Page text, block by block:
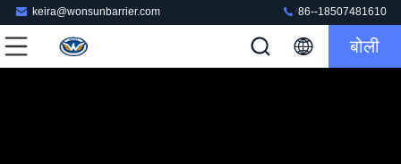
keira@wonsunbarrier.com 86--18507481610
बोली